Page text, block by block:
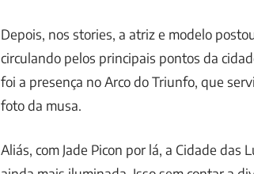
Depois, nos stories, a atriz e modelo
circulando pelos principais pontos da
foi a presença no Arco do Triunfo, que
foto da musa.
Aliás, com Jade Picon por lá, a Cidade das